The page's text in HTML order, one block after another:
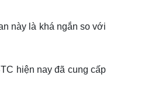
này là khá ngắn so với
hiện nay đã cung cấp